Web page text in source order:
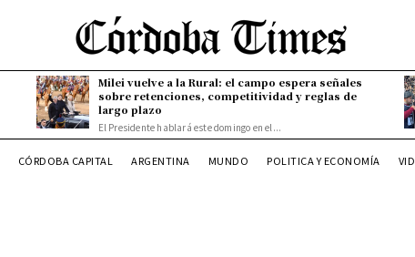
Milei vuelve a la Rural: el campo espera señales
sobre retenciones, competitividad y reglas de
largo plazo
El Presidente hablará este domingo en el...
CÓRDOBA CAPITAL ARGENTINA MUNDO POLITICA Y ECONOMÍA